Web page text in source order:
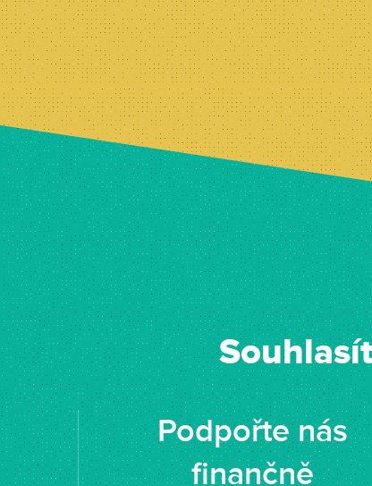
Podpořte nás
finančně